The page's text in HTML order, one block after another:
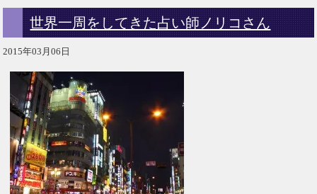
世界一周をしてきた占い師ノリコさん
2015年03月06日